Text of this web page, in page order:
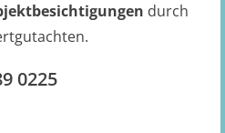
durch
0225